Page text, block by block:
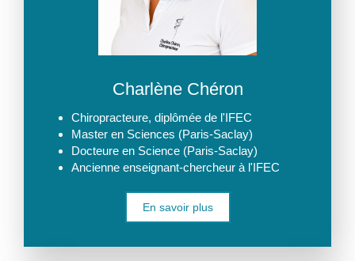
Charlène Chéron
Chiropracteure, diplômée de l'IFEC
Master en Sciences (Paris-Saclay)
Docteure en Science (Paris-Saclay)
Ancienne enseignant-chercheur à l'IFEC
En savoir plus